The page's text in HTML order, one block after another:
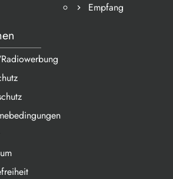
Empfang